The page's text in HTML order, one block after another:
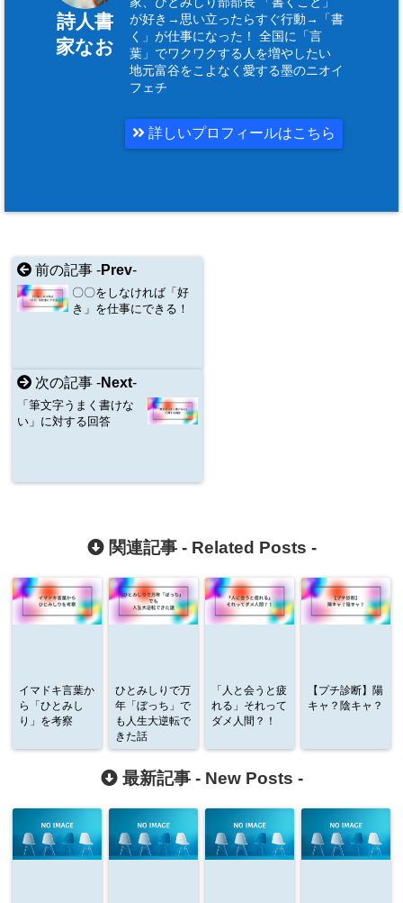
詩人書
家なお
が好き→思い立ったらすぐ行動→「書
く」が仕事になった！ 全国に「言
葉」でワクワクする人を増やしたい
地元富谷をこよなく愛する墨のニオイ
フェチ
詳しいプロフィールはこちら
前の記事 -Prev-
〇〇をしなければ「好
き」を仕事にできる！
次の記事 -Next-
「筆文字うまく書けな
い」に対する回答
関連記事 - Related Posts -
イマドキ言葉か
ら「ひとみし
り」を考察
ひとみしりで万
年「ぼっち」で
も人生大逆転で
きた話
「人と会うと疲
れる」それって
ダメ人間？！
【プチ診断】陽
キャ？陰キャ？
最新記事 - New Posts -